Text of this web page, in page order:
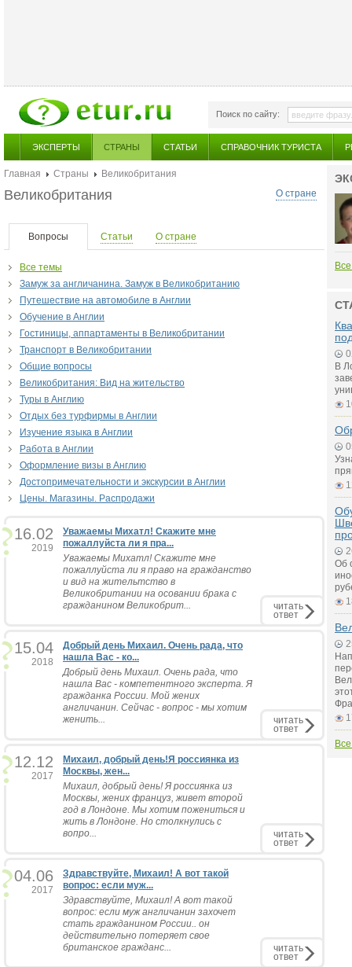
Поиск по сайту:
ЭКСПЕРТЫ СТРАНЫ СТАТЬИ СПРАВОЧНИК ТУРИСТА
Главная Страны
Великобритания
О стране
Великобритания
Вопросы Статьи О стране
Все темы
Замуж за англичанина. Замуж в Великобританию
Путешествие на автомобиле в Англии
Обучение в Англии
Гостиницы, аппартаменты в Великобритании
Транспорт в Великобритании
Общие вопросы
Великобритания: Вид на жительство
Туры в Англию
Отдых без турфирмы в Англии
Изучение языка в Англии
Работа в Англии
Оформление визы в Англию
Достопримечательности и экскурсии в Англии
Цены. Магазины. Распродажи
16.02
2019
Уважаемы Михатл! Скажите мне
пожаллуйста ли я пра...
Уважаемы Михатл! Скажите мне
пожаллуйста ли я право на гражданство
и вид на жительтство в
Великобритании на осовании брака с
гражданином Великобрит...
читать
ответ
15.04
2018
Добрый день Михаил. Очень рада, что
нашла Вас - ко...
Добрый день Михаил. Очень рада, что
нашла Вас - компетентного эксперта. Я
гражданка России. Мой жених
англичанин. Сейчас - вопрос - мы хотим
женить...
читать
ответ
12.12
2017
Михаил, добрый день!Я россиянка из
Москвы, жен...
Михаил, добрый день! Я россиянка из
Москвы, жених француз, живет второй
год в Лондоне. Мы хотим пожениться и
жить в Лондоне. Но столкнулись с
вопро...
читать
ответ
04.06
2017
Здравствуйте, Михаил! А вот такой
вопрос: если муж...
Здравствуйте, Михаил! А вот такой
вопрос: если муж англичанин захочет
стать гражданином России.. он
действительно потеряет свое
британское гражданс...
читать
ответ
В
Об